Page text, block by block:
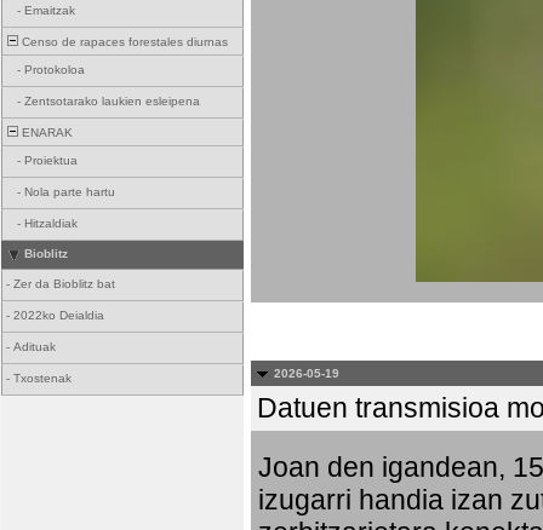
- Emaitzak
Censo de rapaces forestales diurnas
- Protokoloa
- Zentsotarako laukien esleipena
ENARAK
- Proiektua
- Nola parte hartu
- Hitzaldiak
Bioblitz
- Zer da Bioblitz bat
- 2022ko Deialdia
- Adituak
- Txostenak 2026-05-19
Datuen transmisioa
Joan den igandean,
izugarri handia izan